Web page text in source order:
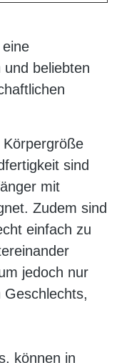
beliebten
sind
mit
Zudem sind
einfach zu
jedoch nur
können in